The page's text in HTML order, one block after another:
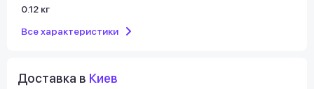
0.12 кг
Все характеристики
Доставка в Киев